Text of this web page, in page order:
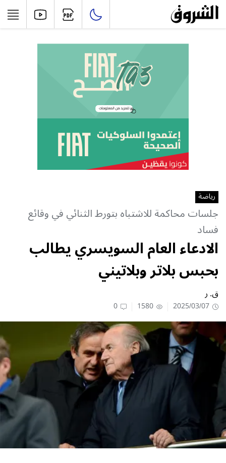
رياضة
جلسات محاكمة للاشتباه بتورط الثنائي في وقائع
فساد
الادعاء العام السويسري يطالب
بحبس بلاتر وبلاتيني
ق. ر
2025/03/07
1580
0